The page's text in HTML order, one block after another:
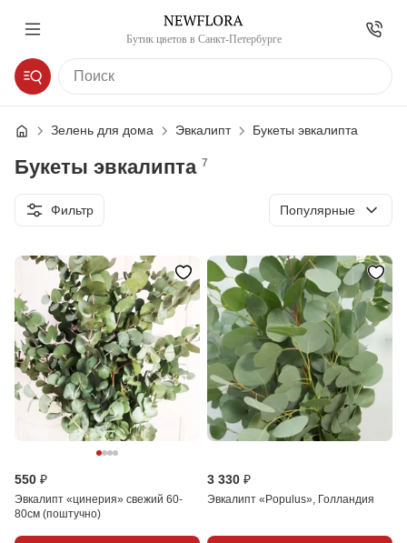
Бутик цветов в Санкт-Петербурге
Зелень для дома Эвкалипт Букеты эвкалипта
Букеты эвкалипта 7
Фильтр Сортировка
Популярные
550 ₽
Эвкалипт «цинерия» свежий 60-
80см (поштучно)
3 330 ₽
Эвкалипт «Populus», Голландия